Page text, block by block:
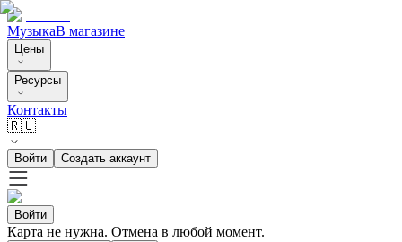
МузыкаВ магазине
Цены
Ресурсы
Контакты
🇷🇺
Войти Создать аккаунт
Войти
Карта не нужна. Отмена в любой момент.